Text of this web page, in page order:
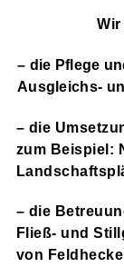
– die Pflege
Ausgleichs-
– die
zum Beispiel:
– die
Fließ- und
von